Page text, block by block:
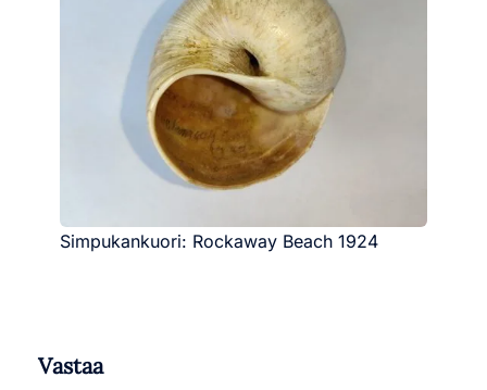
Simpukankuori: Rockaway Beach 1924
Vastaa